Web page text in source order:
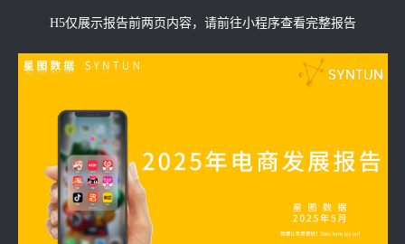
H5仅展示报告前两页内容，请前往小程序查看完整报告